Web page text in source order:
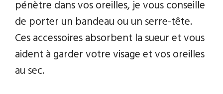
pénètre dans vos oreilles, je vous conseille
de porter un bandeau ou un serre-tête.
Ces accessoires absorbent la sueur et vous
aident à garder votre visage et vos oreilles
au sec.